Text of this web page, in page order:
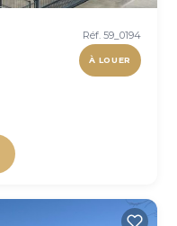
Réf. 59_0194
À LOUER